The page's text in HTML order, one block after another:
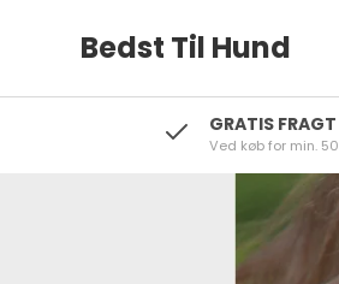
Bedst Til Hund
GRATIS FRAGT
Ved køb for min.